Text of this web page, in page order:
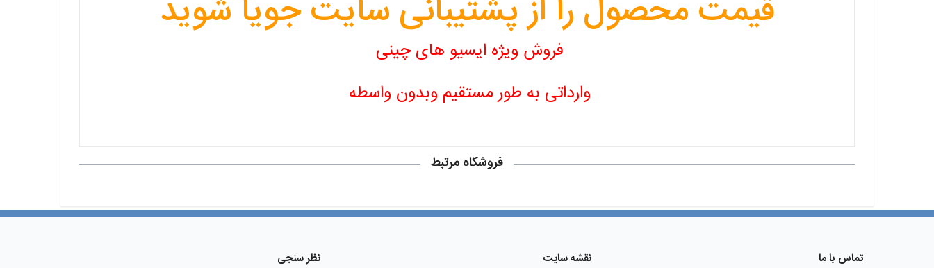
قیمت محصول را از پشتیبانی سایت جویا شوید
فروش ویژه ایسیو های چینی
وارداتی به طور مستقیم وبدون واسطه
فروشگاه مرتبط
تماس با ما نقشه سایت نظر سنجی